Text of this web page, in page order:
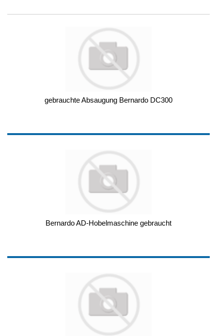
gebrauchte Absaugung Bernardo DC300
Bernardo AD-Hobelmaschine gebraucht